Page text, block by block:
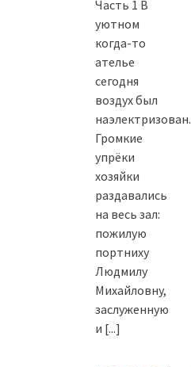
Часть 1 В
уютном
когда-то
ателье
сегодня
воздух был
наэлектризован.
Громкие
упрёки
хозяйки
раздавались
на весь зал:
пожилую
портниху
Людмилу
Михайловну,
заслуженную
и [...]